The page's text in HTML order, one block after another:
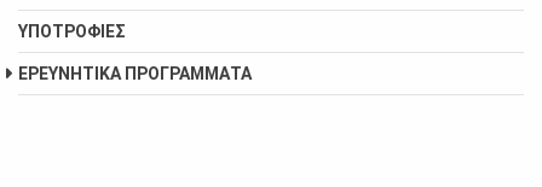
ΥΠΟΤΡΟΦΙΕΣ
ΕΡΕΥΝΗΤΙΚΑ ΠΡΟΓΡΑΜΜΑΤΑ